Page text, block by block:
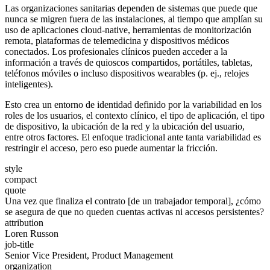
Las organizaciones sanitarias dependen de sistemas que puede que
nunca se migren fuera de las instalaciones, al tiempo que amplían su
uso de aplicaciones cloud-native, herramientas de monitorización
remota, plataformas de telemedicina y dispositivos médicos
conectados. Los profesionales clínicos pueden acceder a la
información a través de quioscos compartidos, portátiles, tabletas,
teléfonos móviles o incluso dispositivos wearables (p. ej., relojes
inteligentes).
Esto crea un entorno de identidad definido por la variabilidad en los
roles de los usuarios, el contexto clínico, el tipo de aplicación, el tipo
de dispositivo, la ubicación de la red y la ubicación del usuario,
entre otros factores. El enfoque tradicional ante tanta variabilidad es
restringir el acceso, pero eso puede aumentar la fricción.
style
compact
quote
Una vez que finaliza el contrato [de un trabajador temporal], ¿cómo
se asegura de que no queden cuentas activas ni accesos persistentes?
attribution
Loren Russon
job-title
Senior Vice President, Product Management
organization